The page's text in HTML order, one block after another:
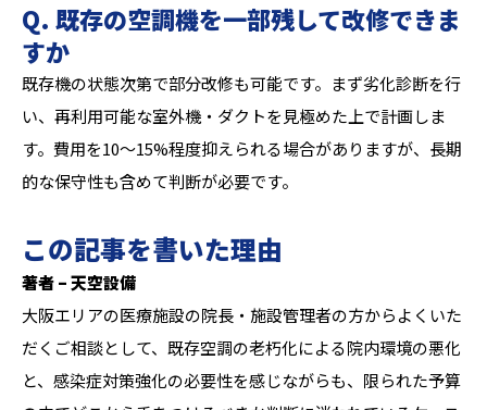
Q. 既存の空調機を一部残して改修できま
すか
既存機の状態次第で部分改修も可能です。まず劣化診断を行
い、再利用可能な室外機・ダクトを見極めた上で計画しま
す。費用を10〜15%程度抑えられる場合がありますが、長期
的な保守性も含めて判断が必要です。
この記事を書いた理由
著者 – 天空設備
大阪エリアの医療施設の院長・施設管理者の方からよくいた
だくご相談として、既存空調の老朽化による院内環境の悪化
と、感染症対策強化の必要性を感じながらも、限られた予算